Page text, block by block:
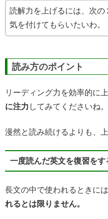
読解力を上げるには、次の
気を付けてもらいたいわ。
読み方のポイント
リーディング力を効率的に
に注力 してみてくださいね。
漫然と読み続けるよりも、
一度読んだ英文を復習をす
長文の中で使われるときには
れるとは限りません。